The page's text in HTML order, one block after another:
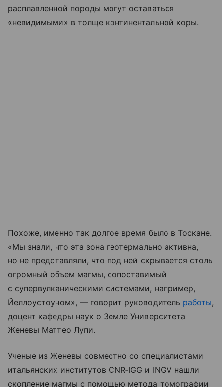
расплавленной породы могут оставаться
«невидимыми» в толще континентальной коры.
Похоже, именно так долгое время было в Тоскане.
«Мы знали, что эта зона геотермально активна,
но не представляли, что под ней скрывается столь
огромный объем магмы, сопоставимый
с супервулканическими системами, например,
Йеллоустоуном», — говорит руководитель работы,
доцент кафедры наук о Земле Университета
Женевы Маттео Лупи.
Ученые из Женевы совместно со специалистами
итальянских институтов CNR‑IGG и INGV нашли
скопление магмы с помощью метода томографии